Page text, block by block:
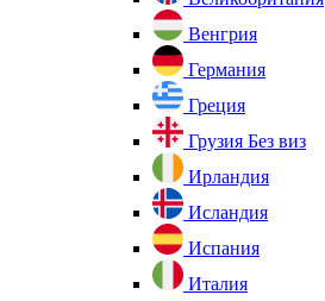
Венгрия
Германия
Греция
Грузия Без виз
Ирландия
Исландия
Испания
Италия